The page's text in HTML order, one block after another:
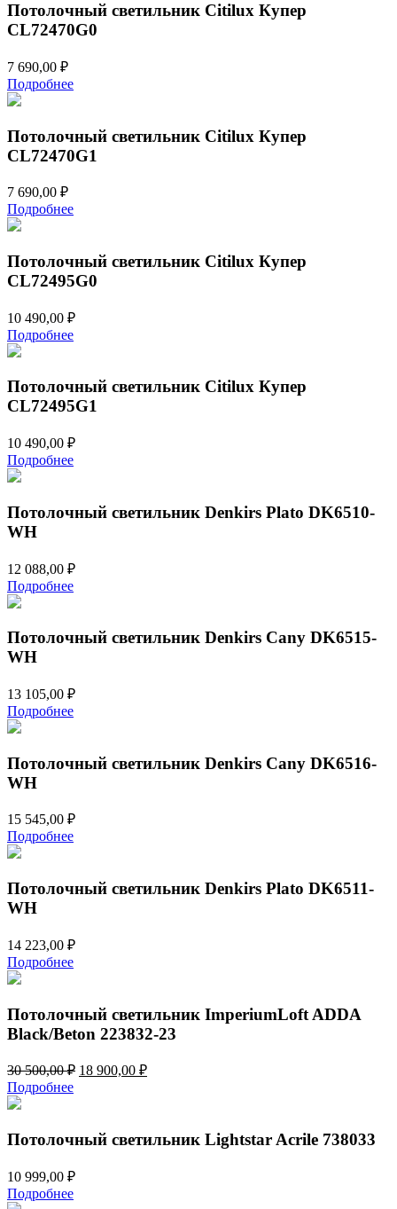
Потолочный светильник Citilux Купер
CL72470G0
7 690,00 ₽
Подробнее
Потолочный светильник Citilux Купер
CL72470G1
7 690,00 ₽
Подробнее
Потолочный светильник Citilux Купер
CL72495G0
10 490,00 ₽
Подробнее
Потолочный светильник Citilux Купер
CL72495G1
10 490,00 ₽
Подробнее
Потолочный светильник Denkirs Plato DK6510-
WH
12 088,00 ₽
Подробнее
Потолочный светильник Denkirs Cany DK6515-
WH
13 105,00 ₽
Подробнее
Потолочный светильник Denkirs Cany DK6516-
WH
15 545,00 ₽
Подробнее
Потолочный светильник Denkirs Plato DK6511-
WH
14 223,00 ₽
Подробнее
Потолочный светильник ImperiumLoft ADDA
Black/Beton 223832-23
30 500,00₽ Первоначальная
500,00 ₽.
18 900,00 ₽Текущая
Подробнее
Потолочный светильник Lightstar Acrile 738033
10 999,00 ₽
Подробнее